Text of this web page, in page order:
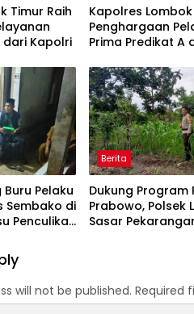
Timur Raih
dari Kapolri
Kapolres Lombok
Penghargaan
Prima Predikat A
Pelaku
Sembako di
Penculikan
Berita
Dukung Program
Prabowo, Polsek
Sasar
will not be published. Required